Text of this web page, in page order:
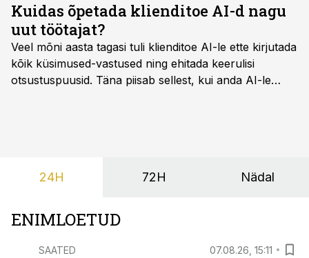
Kuidas õpetada klienditoe AI-d nagu
uut töötajat?
Veel mõni aasta tagasi tuli klienditoe AI-le ette kirjutada
kõik küsimused-vastused ning ehitada keerulisi
otsustuspuusid. Täna piisab sellest, kui anda AI-le
24H 72H Nädal
ENIMLOETUD
SAATED 07.08.26, 15:11